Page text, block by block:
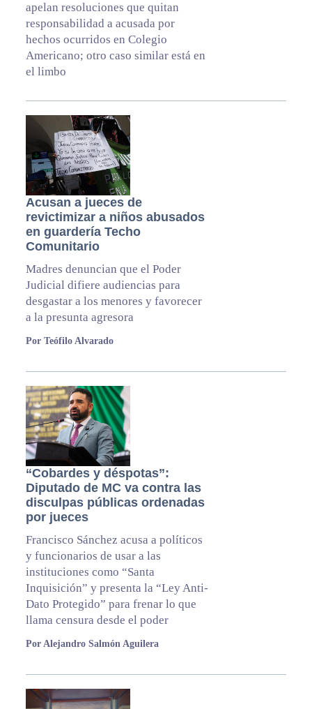
apelan resoluciones que quitan
responsabilidad a acusada por
hechos ocurridos en Colegio
Americano; otro caso similar está en
el limbo
Acusan a jueces de
revictimizar a niños abusados
en guardería Techo
Comunitario
Madres denuncian que el Poder
Judicial difiere audiencias para
desgastar a los menores y favorecer
a la presunta agresora
Por Teófilo Alvarado
“Cobardes y déspotas”:
Diputado de MC va contra las
disculpas públicas ordenadas
por jueces
Francisco Sánchez acusa a políticos
y funcionarios de usar a las
instituciones como “Santa
Inquisición” y presenta la “Ley Anti-
Dato Protegido” para frenar lo que
llama censura desde el poder
Por Alejandro Salmón Aguilera